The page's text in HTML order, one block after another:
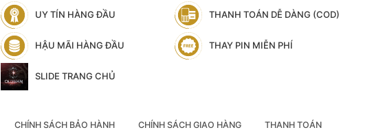
UY TÍN HÀNG ĐẦU THANH TOÁN DỄ DÀNG (COD)
HẬU MÃI HÀNG ĐẦU THAY PIN MIỄN PHÍ
SLIDE TRANG CHỦ
CHÍNH SÁCH BẢO HÀNH CHÍNH SÁCH GIAO HÀNG THANH TOÁN